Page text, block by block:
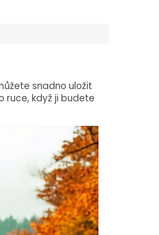
snadno uložit
ruce, když ji budete